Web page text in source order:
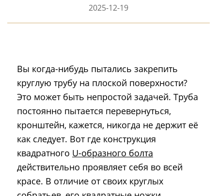
2025-12-19
Вы когда-нибудь пытались закрепить
круглую трубу на плоской поверхности?
Это может быть непростой задачей. Труба
постоянно пытается перевернуться,
кронштейн, кажется, никогда не держит её
как следует. Вот где конструкция
квадратного U-образного болта
действительно проявляет себя во всей
красе. В отличие от своих круглых